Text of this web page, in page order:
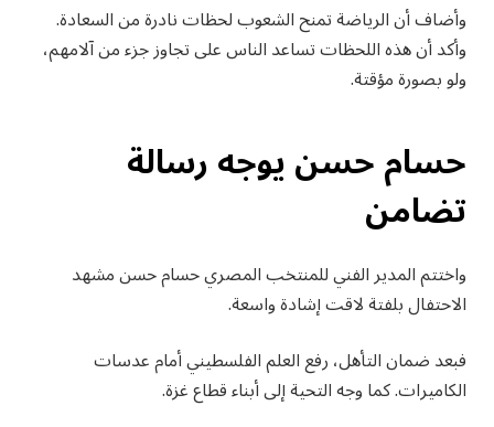
وأضاف أن الرياضة تمنح الشعوب لحظات نادرة من السعادة.
وأكد أن هذه اللحظات تساعد الناس على تجاوز جزء من آلامهم،
ولو بصورة مؤقتة.
حسام حسن يوجه رسالة
تضامن
واختتم المدير الفني للمنتخب المصري حسام حسن مشهد
الاحتفال بلفتة لاقت إشادة واسعة.
فبعد ضمان التأهل، رفع العلم الفلسطيني أمام عدسات
الكاميرات. كما وجه التحية إلى أبناء قطاع غزة.